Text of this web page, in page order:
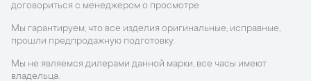
договориться с менеджером о просмотре.
Мы гарантируем, что все изделия оригинальные, исправные,
прошли предпродажную подготовку.
Мы не являемся дилерами данной марки, все часы имеют
владельца.